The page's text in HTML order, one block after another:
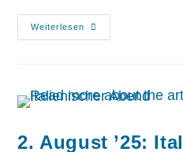
Weiterlesen
2. August ’25: